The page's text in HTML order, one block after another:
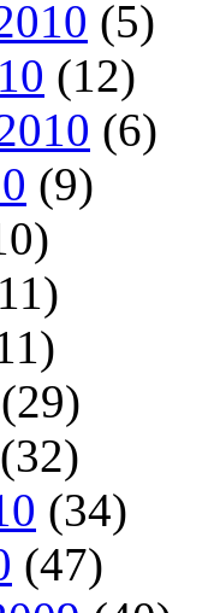
(5)
(12)
(6)
(9)
(29)
(32)
(34)
(47)